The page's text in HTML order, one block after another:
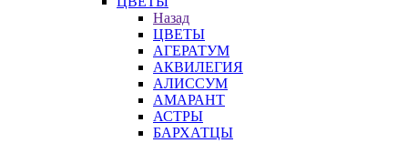
Назад
ЦВЕТЫ
АГЕРАТУМ
АКВИЛЕГИЯ
АЛИССУМ
АМАРАНТ
АСТРЫ
БАРХАТЦЫ